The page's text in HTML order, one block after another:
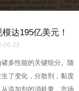
达195亿美元！
06-23
多性能的关键组分。随
了变化，分散剂，黏度
添加剂的消耗量，市场